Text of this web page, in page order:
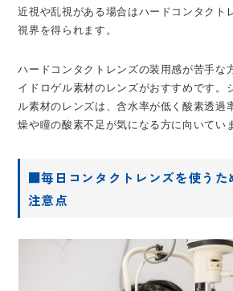
近視や乱視がある場合はハードコンタクト
視界を得られます。
ハードコンタクトレンズの装用感が苦手な
イドロゲル素材のレンズがおすすめです。
ル素材のレンズは、含水率が低く酸素透過
燥や瞳の酸素不足が気になる方に向いてい
■毎日コンタクトレンズを使うた
注意点